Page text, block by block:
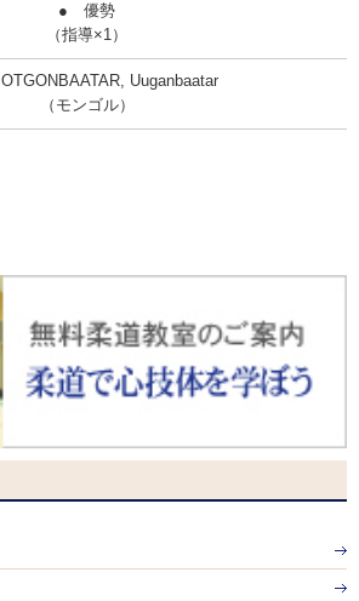
● 優勢
（指導×1）
OTGONBAATAR, Uuganbaatar
（モンゴル）